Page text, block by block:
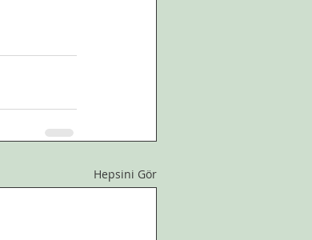
Hepsini Gör